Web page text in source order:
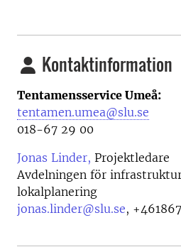
Kontaktinformation
Tentamensservice Umeå:
tentamen.umea@slu.se
018-67 29 00
Jonas Linder, Projektledare
Avdelningen för
lokalplanering
jonas.linder@slu.se,